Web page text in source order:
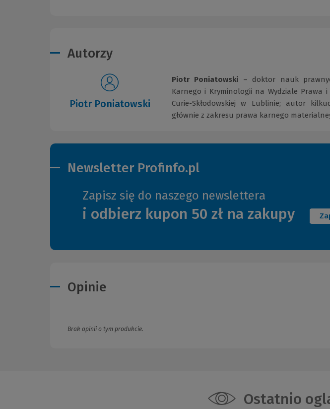
Autorzy
Piotr Poniatowski
Piotr Poniatowski – doktor nauk
Karnego i Kryminologii na Wydziale Prawa
Curie-Skłodowskiej w Lublinie; autor
głównie z zakresu prawa karnego
Newsletter Profinfo.pl
Zapisz się do naszego newslettera
i odbierz kupon 50 zł na zakupy
Opinie
Brak opinii o tym produkcie.
Ostatnio